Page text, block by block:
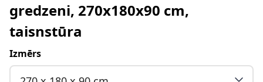
gredzeni, 270x180x90 cm,
taisnstūra
Izmērs